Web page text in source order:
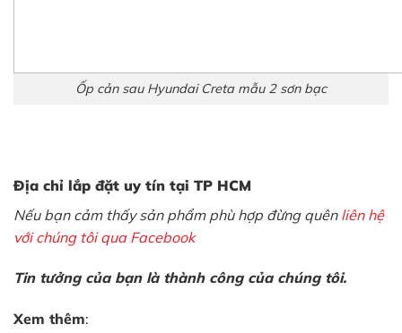
Ốp cản sau Hyundai Creta mẫu 2 sơn bạc
Địa chỉ lắp đặt uy tín tại TP HCM
Nếu bạn cảm thấy sản phẩm phù hợp đừng quên liên hệ
với chúng tôi qua Facebook
Tin tưởng của bạn là thành công của chúng tôi.
Xem thêm: